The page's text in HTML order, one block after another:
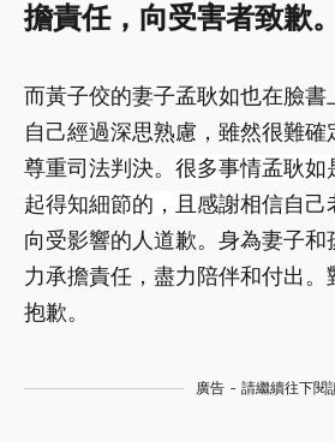
擔責任，向受害者致歉。
而黃子佼的妻子孟耿如也在臉書
自己經過深思熟慮，雖然很難確
尊重司法判決。 很多事情孟耿如
起得知細節的，且 感謝相信自己
向受影響的人道歉。身為妻子和
力承擔責任，盡力陪伴和付出
抱歉。
廣告 - 請繼續往下閱